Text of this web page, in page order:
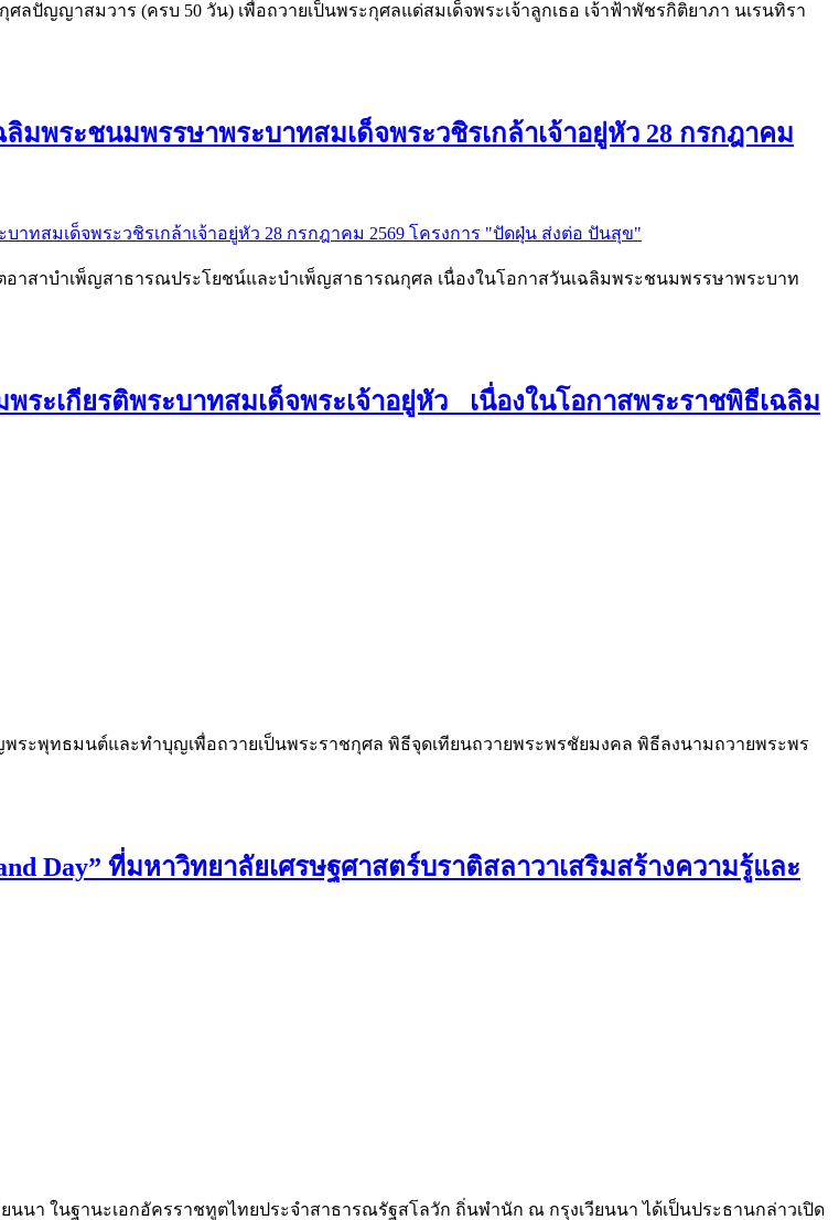
ปัญญาสมวาร (ครบ 50 วัน) เพื่อถวายเป็นพระกุศลแด่สมเด็จพระเจ้าลูกเธอ เจ้าฟ้าพัชรกิติยาภา นเรนทิรา
มพระชนมพรรษาพระบาทสมเด็จพระวชิรเกล้าเจ้าอยู่หัว 28 กรกฎาคม
อาสาบำเพ็ญสาธารณประโยชน์และบำเพ็ญสาธารณกุศล เนื่องในโอกาสวันเฉลิมพระชนมพรรษาพระบาท
ระเกียรติพระบาทสมเด็จพระเจ้าอยู่หัว เนื่องในโอกาสพระราชพิธีเฉลิม
ระพุทธมนต์และทำบุญเพื่อถวายเป็นพระราชกุศล พิธีจุดเทียนถวายพระพรชัยมงคล พิธีลงนามถวายพระพร
Day” ที่มหาวิทยาลัยเศรษฐศาสตร์บราติสลาวาเสริมสร้างความรู้และ
นา ในฐานะเอกอัครราชทูตไทยประจำสาธารณรัฐสโลวัก ถิ่นพำนัก ณ กรุงเวียนนา ได้เป็นประธานกล่าวเปิด